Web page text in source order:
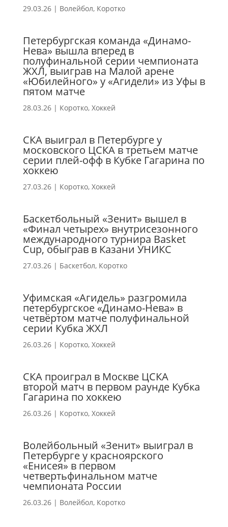
29.03.26| Волейбол, Коротко
Петербургская команда «Динамо-
Нева» вышла вперед в
полуфинальной серии чемпионата
ЖХЛ, выиграв на Малой арене
«Юбилейного» у «Агидели» из Уфы в
пятом матче
28.03.26| Коротко, Хоккей
СКА выиграл в Петербурге у
московского ЦСКА в третьем матче
серии плей-офф в Кубке Гагарина по
хоккею
27.03.26| Коротко, Хоккей
Баскетбольный «Зенит» вышел в
«Финал четырех» внутрисезонного
международного турнира Basket
Cup, обыграв в Казани УНИКС
27.03.26| Баскетбол, Коротко
Уфимская «Агидель» разгромила
петербургское «Динамо-Нева» в
четвёртом матче полуфинальной
серии Кубка ЖХЛ
26.03.26| Коротко, Хоккей
СКА проиграл в Москве ЦСКА
второй матч в первом раунде Кубка
Гагарина по хоккею
26.03.26| Коротко, Хоккей
Волейбольный «Зенит» выиграл в
Петербурге у красноярского
«Енисея» в первом
четвертьфинальном матче
чемпионата России
26.03.26| Волейбол, Коротко